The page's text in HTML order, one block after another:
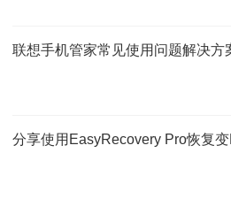
联想手机管家常见使用问题解决方
分享使用EasyRecovery Pro恢复